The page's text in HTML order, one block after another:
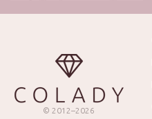
© 2012–2026